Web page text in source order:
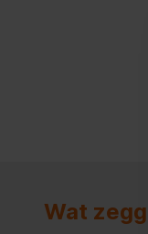
Wat